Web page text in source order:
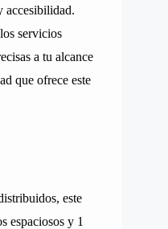
accesibilidad.
servicios
a tu alcance
que ofrece este
este
espaciosos y 1